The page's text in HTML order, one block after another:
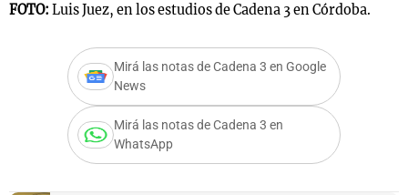
FOTO: Luis Juez, en los estudios de Cadena 3 en Córdoba.
Mirá las notas de Cadena 3 en Google
News
Mirá las notas de Cadena 3 en
WhatsApp
La Sole en